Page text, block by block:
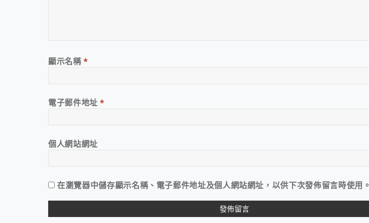
顯示名稱*
電子郵件地址*
個人網站網址
在瀏覽器中儲存顯示名稱、電子郵件地址及個人網站網址，以供下次發佈留言時使用。